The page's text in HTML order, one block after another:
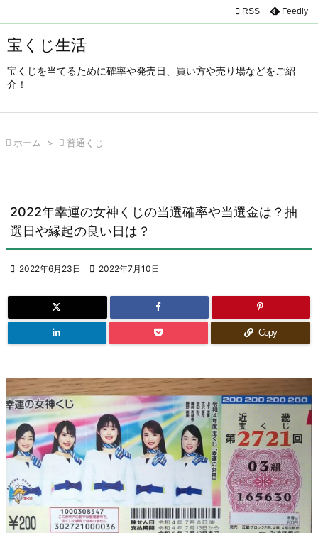
宝くじ生活
宝くじを当てるために確率や発売日、買い方や売り場などをご紹
介！

サイド
前へ
 RSS Feedly
 ホーム >  普通くじ
2022年幸運の女神くじの当選確率や当選金は？抽
選日や縁起の良い日は？
 2022年6月23日  2022年7月10日
Copy